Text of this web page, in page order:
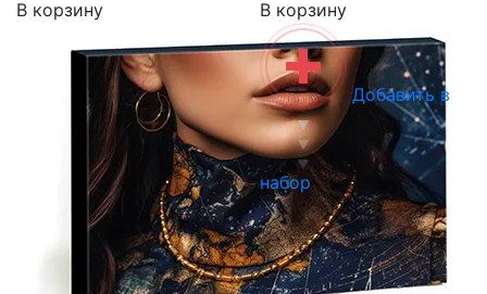
В корзину
В корзину
Добавить в
набор